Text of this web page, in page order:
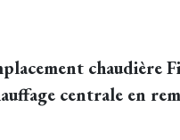
chaudière
centrale en